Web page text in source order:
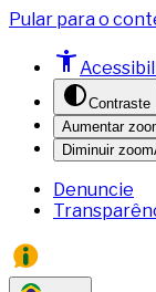
Pular para o
Contraste
Aumentar
Diminuir zoom
Denuncie